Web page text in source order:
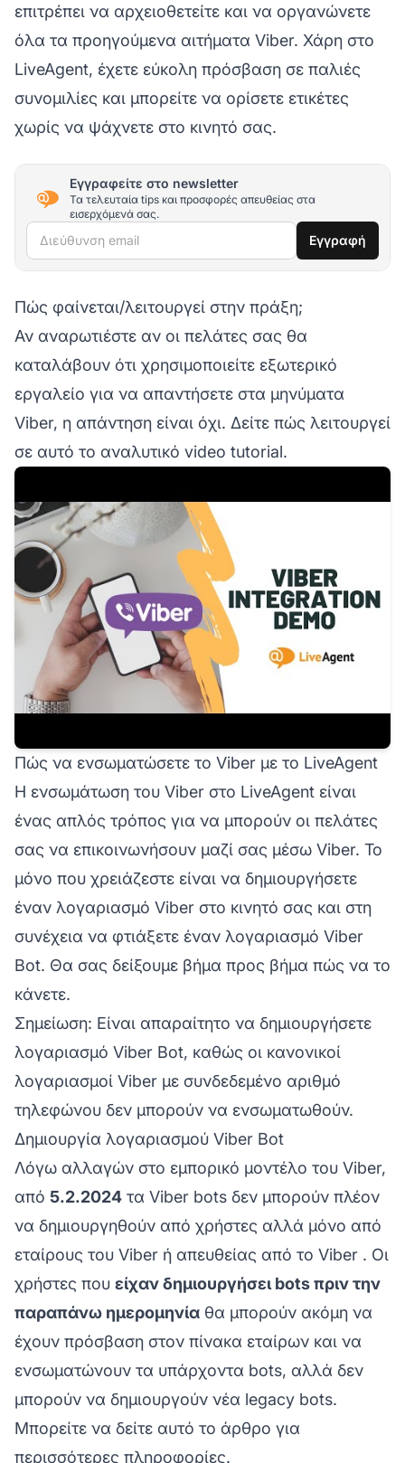
επιτρέπει να αρχειοθετείτε και να οργανώνετε
όλα τα προηγούμενα αιτήματα Viber. Χάρη στο
LiveAgent, έχετε εύκολη πρόσβαση σε παλιές
συνομιλίες και μπορείτε να ορίσετε ετικέτες
χωρίς να ψάχνετε στο κινητό σας.
Εγγραφείτε στο newsletter
Τα τελευταία tips και προσφορές απευθείας στα
εισερχόμενά σας.
Διεύθυνση email Εγγραφή
Πώς φαίνεται/λειτουργεί στην πράξη;
Αν αναρωτιέστε αν οι πελάτες σας θα
καταλάβουν ότι χρησιμοποιείτε εξωτερικό
εργαλείο για να απαντήσετε στα μηνύματα
Viber, η απάντηση είναι όχι. Δείτε πώς λειτουργεί
σε αυτό το αναλυτικό video tutorial.
Πώς να ενσωματώσετε το Viber με το LiveAgent
Η ενσωμάτωση του Viber στο LiveAgent είναι
ένας απλός τρόπος για να μπορούν οι πελάτες
σας να επικοινωνήσουν μαζί σας μέσω Viber. Το
μόνο που χρειάζεστε είναι να δημιουργήσετε
έναν λογαριασμό Viber στο κινητό σας και στη
συνέχεια να φτιάξετε έναν λογαριασμό Viber
Bot. Θα σας δείξουμε βήμα προς βήμα πώς να το
κάνετε.
Σημείωση: Είναι απαραίτητο να δημιουργήσετε
λογαριασμό Viber Bot, καθώς οι κανονικοί
λογαριασμοί Viber με συνδεδεμένο αριθμό
τηλεφώνου δεν μπορούν να ενσωματωθούν.
Δημιουργία λογαριασμού Viber Bot
Λόγω αλλαγών στο εμπορικό μοντέλο του Viber,
από 5.2.2024 τα Viber bots δεν μπορούν πλέον
να δημιουργηθούν από χρήστες αλλά μόνο από
εταίρους του Viber ή απευθείας από το Viber . Οι
χρήστες που είχαν δημιουργήσει bots πριν την
παραπάνω ημερομηνία θα μπορούν ακόμη να
έχουν πρόσβαση στον πίνακα εταίρων και να
ενσωματώνουν τα υπάρχοντα bots, αλλά δεν
μπορούν να δημιουργούν νέα legacy bots.
Μπορείτε να δείτε αυτό το άρθρο για
περισσότερες πληροφορίες.